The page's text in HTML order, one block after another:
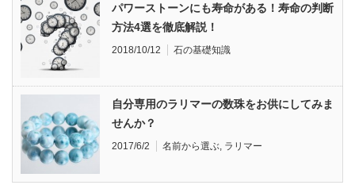
パワーストーンにも寿命がある！寿命の判断
方法4選を徹底解説！
2018/10/12 石の基礎知識
自分専用のラリマーの数珠をお供にしてみま
せんか？
2017/6/2 名前から選ぶ, ラリマー